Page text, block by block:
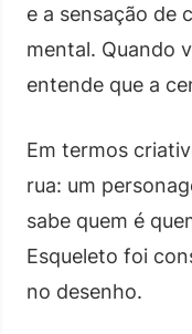
e a sensação de
mental. Quando
entende que a
Em termos
rua: um
sabe quem é
Esqueleto foi
no desenho.